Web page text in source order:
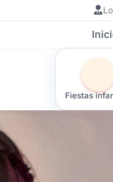
Otras
Fiestas